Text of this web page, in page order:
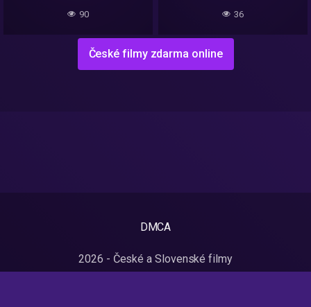
90 36
České filmy zdarma online
DMCA
2026 - České a Slovenské filmy